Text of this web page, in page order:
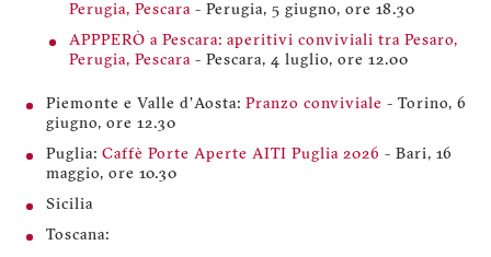
Perugia, Pescara - Perugia, 5 giugno, ore 18.30
APPPERÒ a Pescara: aperitivi conviviali tra Pesaro,
Perugia, Pescara - Pescara, 4 luglio, ore 12.00
Piemonte e Valle d'Aosta: Pranzo conviviale - Torino, 6
giugno, ore 12.30
Puglia: Caffè Porte Aperte AITI Puglia 2026 - Bari, 16
maggio, ore 10.30
Sicilia
Toscana: